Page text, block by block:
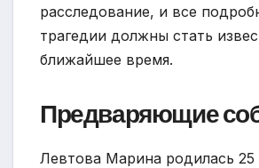
расследование, и все
трагедии должны стать
ближайшее время.
Предваряющие
Левтова Марина родилась 25